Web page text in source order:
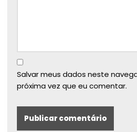
Salvar meus dados neste
próxima vez que eu comentar.